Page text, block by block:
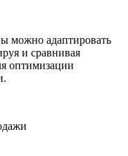
можно адаптировать
и сравнивая
оптимизации